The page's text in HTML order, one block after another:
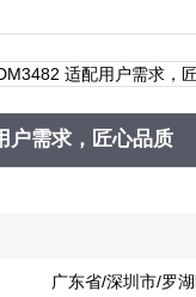
、Onsemi、HIT、CR、
户需求，匠心品质
广东省/深圳市/罗